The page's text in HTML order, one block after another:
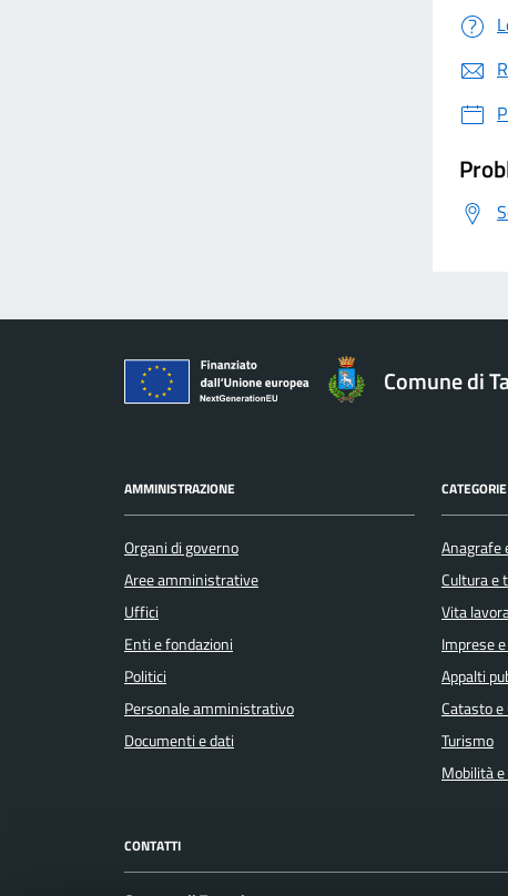
Comune di
AMMINISTRAZIONE
Organi di governo
Aree amministrative
Uffici
Enti e fondazioni
Politici
Personale amministrativo
Documenti e dati
Anagrafe
Cultura e
Vita
Imprese
Appalti
Catasto
Turismo
Mobilità
CONTATTI